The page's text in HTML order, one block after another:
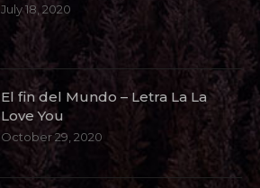
July 18, 2020
El fin del Mundo – Letra La La
Love You
October 29, 2020